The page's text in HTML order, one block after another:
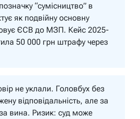
“сумісництво” в
як подвійну основну
ЄСВ до МЗП. Кейс 2025-
50 000 грн штрафу через
не уклали. Головбух без
відповідальність, але за
вина. Ризик: суд може